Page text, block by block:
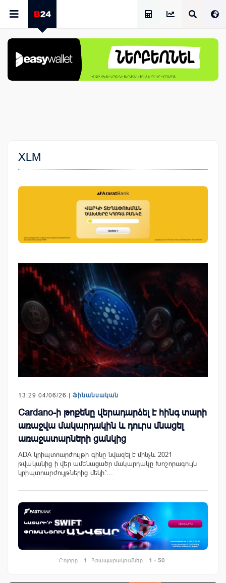
XLM
13:29 04/06/26 | Ֆինանսական
Cardano-ի թոքենը վերադարձել է հինգ տարի
առաջվա մակարդակին և դուրս մնացել
առաջատարների ցանկից
ADA կրիպտոարժույթի գինը նվազել է մինչև 2021
թվականից ի վեր ամենացածր մակարդակը Խոշորագույն
կրիպտոարժույթներից մեկի՝…
Բոլորը. 1 Հրապարակումներ. 1 - 50